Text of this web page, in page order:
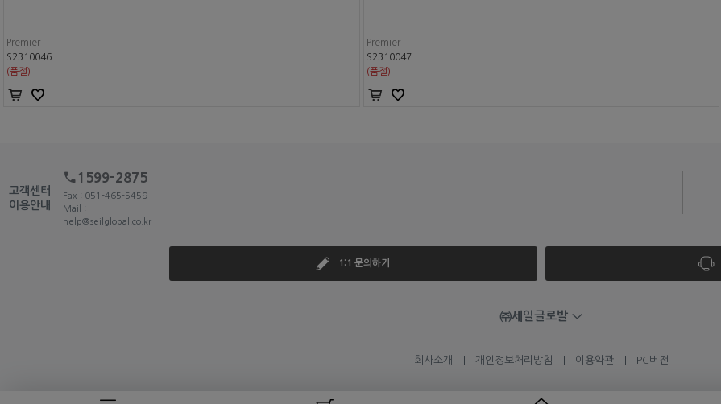
Premier
S2310046
(품절)
Premier
S2310047
(품절)
고객센터
이용안내
1599-2875
Fax : 051-465-5459
Mail :
help@seilglobal.co.kr
1:1 문의하기
㈜세일글로발
회사소개 개인정보처리방침 이용약관 PC버전